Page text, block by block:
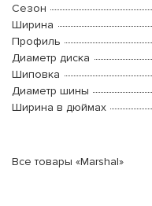
Сезон
Ширина
Профиль
Диаметр диска
Шиповка
Диаметр шины
Ширина в дюймах
Все товары «Marshal»